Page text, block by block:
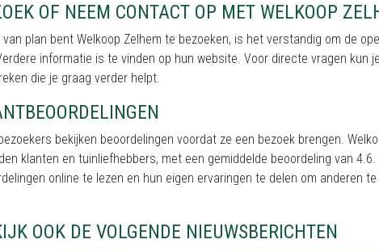
OF NEEM CONTACT OP MET WELKOOP
van plan bent Welkoop Zelhem te bezoeken, is het verstandig om de
informatie is te vinden op hun website. Voor directe vragen kun je
die je graag verder helpt.
bekijken beoordelingen voordat ze een bezoek brengen.
klanten en tuinliefhebbers, met een gemiddelde beoordeling van
online te lezen en hun eigen ervaringen te delen om anderen
OOK DE VOLGENDE NIEUWSBERICHTEN